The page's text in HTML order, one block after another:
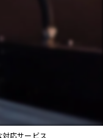
応サービス